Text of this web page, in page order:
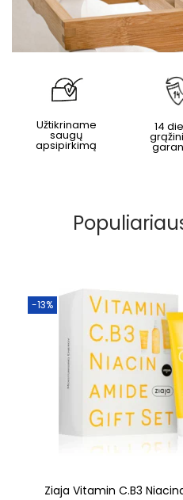
Užtikriname
saugų
apsipirkimą
14
-13%
Ziaja Vitamin C.B3